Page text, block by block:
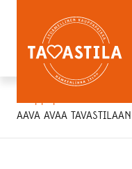
AAVA AVAA TAVASTILAAN